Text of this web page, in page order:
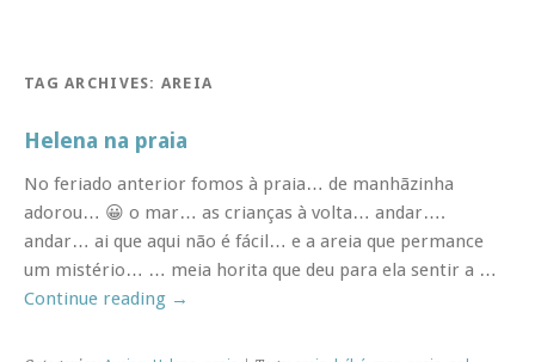
TAG ARCHIVES: AREIA
Helena na praia
No feriado anterior fomos à praia… de manhãzinha
adorou… 😀 o mar… as crianças à volta… andar….
andar… ai que aqui não é fácil… e a areia que permance
um mistério… … meia horita que deu para ela sentir a …
Continue reading →